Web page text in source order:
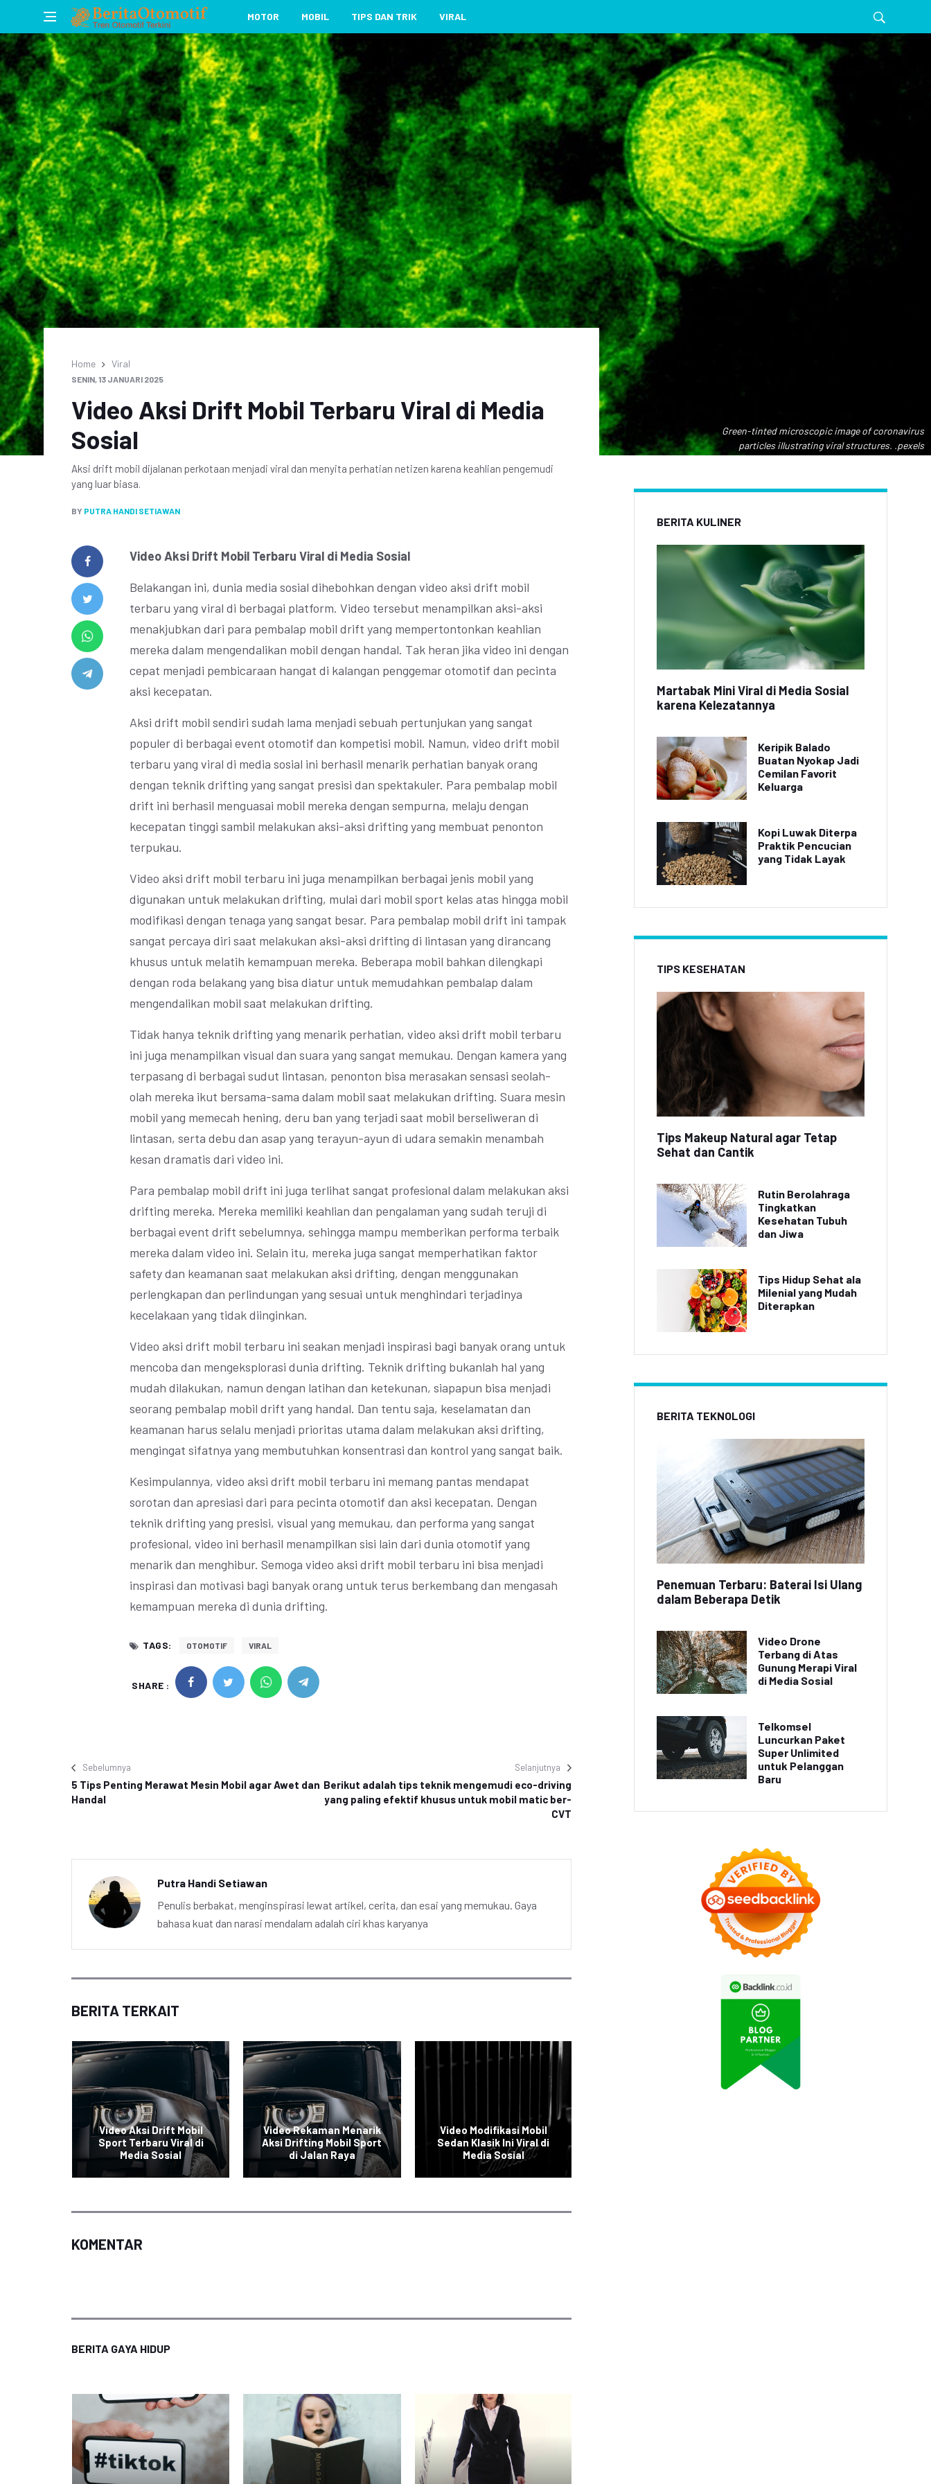
MOTOR MOBIL TIPS DAN TRIK VIRAL
Green-tinted microscopic image of coronavirus
particles illustrating viral structures. .pexels
Home Viral
SENIN, 13 JANUARI 2025
Video Aksi Drift Mobil Terbaru Viral di Media
Sosial
Aksi drift mobil dijalanan perkotaan menjadi viral dan menyita perhatian netizen karena keahlian pengemudi
yang luar biasa.
BY PUTRA HANDI SETIAWAN
Video Aksi Drift Mobil Terbaru Viral di Media Sosial
Belakangan ini, dunia media sosial dihebohkan dengan video aksi drift mobil
terbaru yang viral di berbagai platform. Video tersebut menampilkan aksi-aksi
menakjubkan dari para pembalap mobil drift yang mempertontonkan keahlian
mereka dalam mengendalikan mobil dengan handal. Tak heran jika video ini dengan
cepat menjadi pembicaraan hangat di kalangan penggemar otomotif dan pecinta
aksi kecepatan.
Aksi drift mobil sendiri sudah lama menjadi sebuah pertunjukan yang sangat
populer di berbagai event otomotif dan kompetisi mobil. Namun, video drift mobil
terbaru yang viral di media sosial ini berhasil menarik perhatian banyak orang
dengan teknik drifting yang sangat presisi dan spektakuler. Para pembalap mobil
drift ini berhasil menguasai mobil mereka dengan sempurna, melaju dengan
kecepatan tinggi sambil melakukan aksi-aksi drifting yang membuat penonton
terpukau.
Video aksi drift mobil terbaru ini juga menampilkan berbagai jenis mobil yang
digunakan untuk melakukan drifting, mulai dari mobil sport kelas atas hingga mobil
modifikasi dengan tenaga yang sangat besar. Para pembalap mobil drift ini tampak
sangat percaya diri saat melakukan aksi-aksi drifting di lintasan yang dirancang
khusus untuk melatih kemampuan mereka. Beberapa mobil bahkan dilengkapi
dengan roda belakang yang bisa diatur untuk memudahkan pembalap dalam
mengendalikan mobil saat melakukan drifting.
Tidak hanya teknik drifting yang menarik perhatian, video aksi drift mobil terbaru
ini juga menampilkan visual dan suara yang sangat memukau. Dengan kamera yang
terpasang di berbagai sudut lintasan, penonton bisa merasakan sensasi seolah-
olah mereka ikut bersama-sama dalam mobil saat melakukan drifting. Suara mesin
mobil yang memecah hening, deru ban yang terjadi saat mobil berseliweran di
lintasan, serta debu dan asap yang terayun-ayun di udara semakin menambah
kesan dramatis dari video ini.
Para pembalap mobil drift ini juga terlihat sangat profesional dalam melakukan aksi
drifting mereka. Mereka memiliki keahlian dan pengalaman yang sudah teruji di
berbagai event drift sebelumnya, sehingga mampu memberikan performa terbaik
mereka dalam video ini. Selain itu, mereka juga sangat memperhatikan faktor
safety dan keamanan saat melakukan aksi drifting, dengan menggunakan
perlengkapan dan perlindungan yang sesuai untuk menghindari terjadinya
kecelakaan yang tidak diinginkan.
Video aksi drift mobil terbaru ini seakan menjadi inspirasi bagi banyak orang untuk
mencoba dan mengeksplorasi dunia drifting. Teknik drifting bukanlah hal yang
mudah dilakukan, namun dengan latihan dan ketekunan, siapapun bisa menjadi
seorang pembalap mobil drift yang handal. Dan tentu saja, keselamatan dan
keamanan harus selalu menjadi prioritas utama dalam melakukan aksi drifting,
mengingat sifatnya yang membutuhkan konsentrasi dan kontrol yang sangat baik.
Kesimpulannya, video aksi drift mobil terbaru ini memang pantas mendapat
sorotan dan apresiasi dari para pecinta otomotif dan aksi kecepatan. Dengan
teknik drifting yang presisi, visual yang memukau, dan performa yang sangat
profesional, video ini berhasil menampilkan sisi lain dari dunia otomotif yang
menarik dan menghibur. Semoga video aksi drift mobil terbaru ini bisa menjadi
inspirasi dan motivasi bagi banyak orang untuk terus berkembang dan mengasah
kemampuan mereka di dunia drifting.
TAGS: OTOMOTIF VIRAL
SHARE :
Sebelumnya
5 Tips Penting Merawat Mesin Mobil agar Awet dan
Handal
Selanjutnya
Berikut adalah tips teknik mengemudi eco-driving
yang paling efektif khusus untuk mobil matic ber-
CVT
Putra Handi Setiawan
Penulis berbakat, menginspirasi lewat artikel, cerita, dan esai yang memukau. Gaya
bahasa kuat dan narasi mendalam adalah ciri khas karyanya
BERITA TERKAIT
Video Aksi Drift Mobil
Sport Terbaru Viral di
Media Sosial
Video Rekaman Menarik
Aksi Drifting Mobil Sport
di Jalan Raya
Video Modifikasi Mobil
Sedan Klasik Ini Viral di
Media Sosial
KOMENTAR
BERITA GAYA HIDUP
BERITA KULINER
Martabak Mini Viral di Media Sosial
karena Kelezatannya
Keripik Balado
Buatan Nyokap Jadi
Cemilan Favorit
Keluarga
Kopi Luwak Diterpa
Praktik Pencucian
yang Tidak Layak
TIPS KESEHATAN
Tips Makeup Natural agar Tetap
Sehat dan Cantik
Rutin Berolahraga
Tingkatkan
Kesehatan Tubuh
dan Jiwa
Tips Hidup Sehat ala
Milenial yang Mudah
Diterapkan
BERITA TEKNOLOGI
Penemuan Terbaru: Baterai Isi Ulang
dalam Beberapa Detik
Video Drone
Terbang di Atas
Gunung Merapi Viral
di Media Sosial
Telkomsel
Luncurkan Paket
Super Unlimited
untuk Pelanggan
Baru